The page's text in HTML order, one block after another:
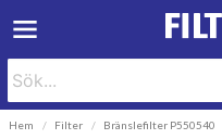
Hem Filter Bränslefilter P550540